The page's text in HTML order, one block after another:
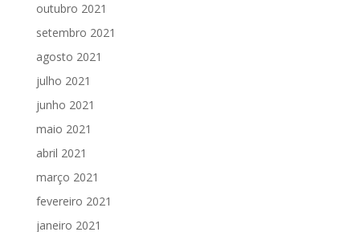
outubro 2021
setembro 2021
agosto 2021
julho 2021
junho 2021
maio 2021
abril 2021
março 2021
fevereiro 2021
janeiro 2021